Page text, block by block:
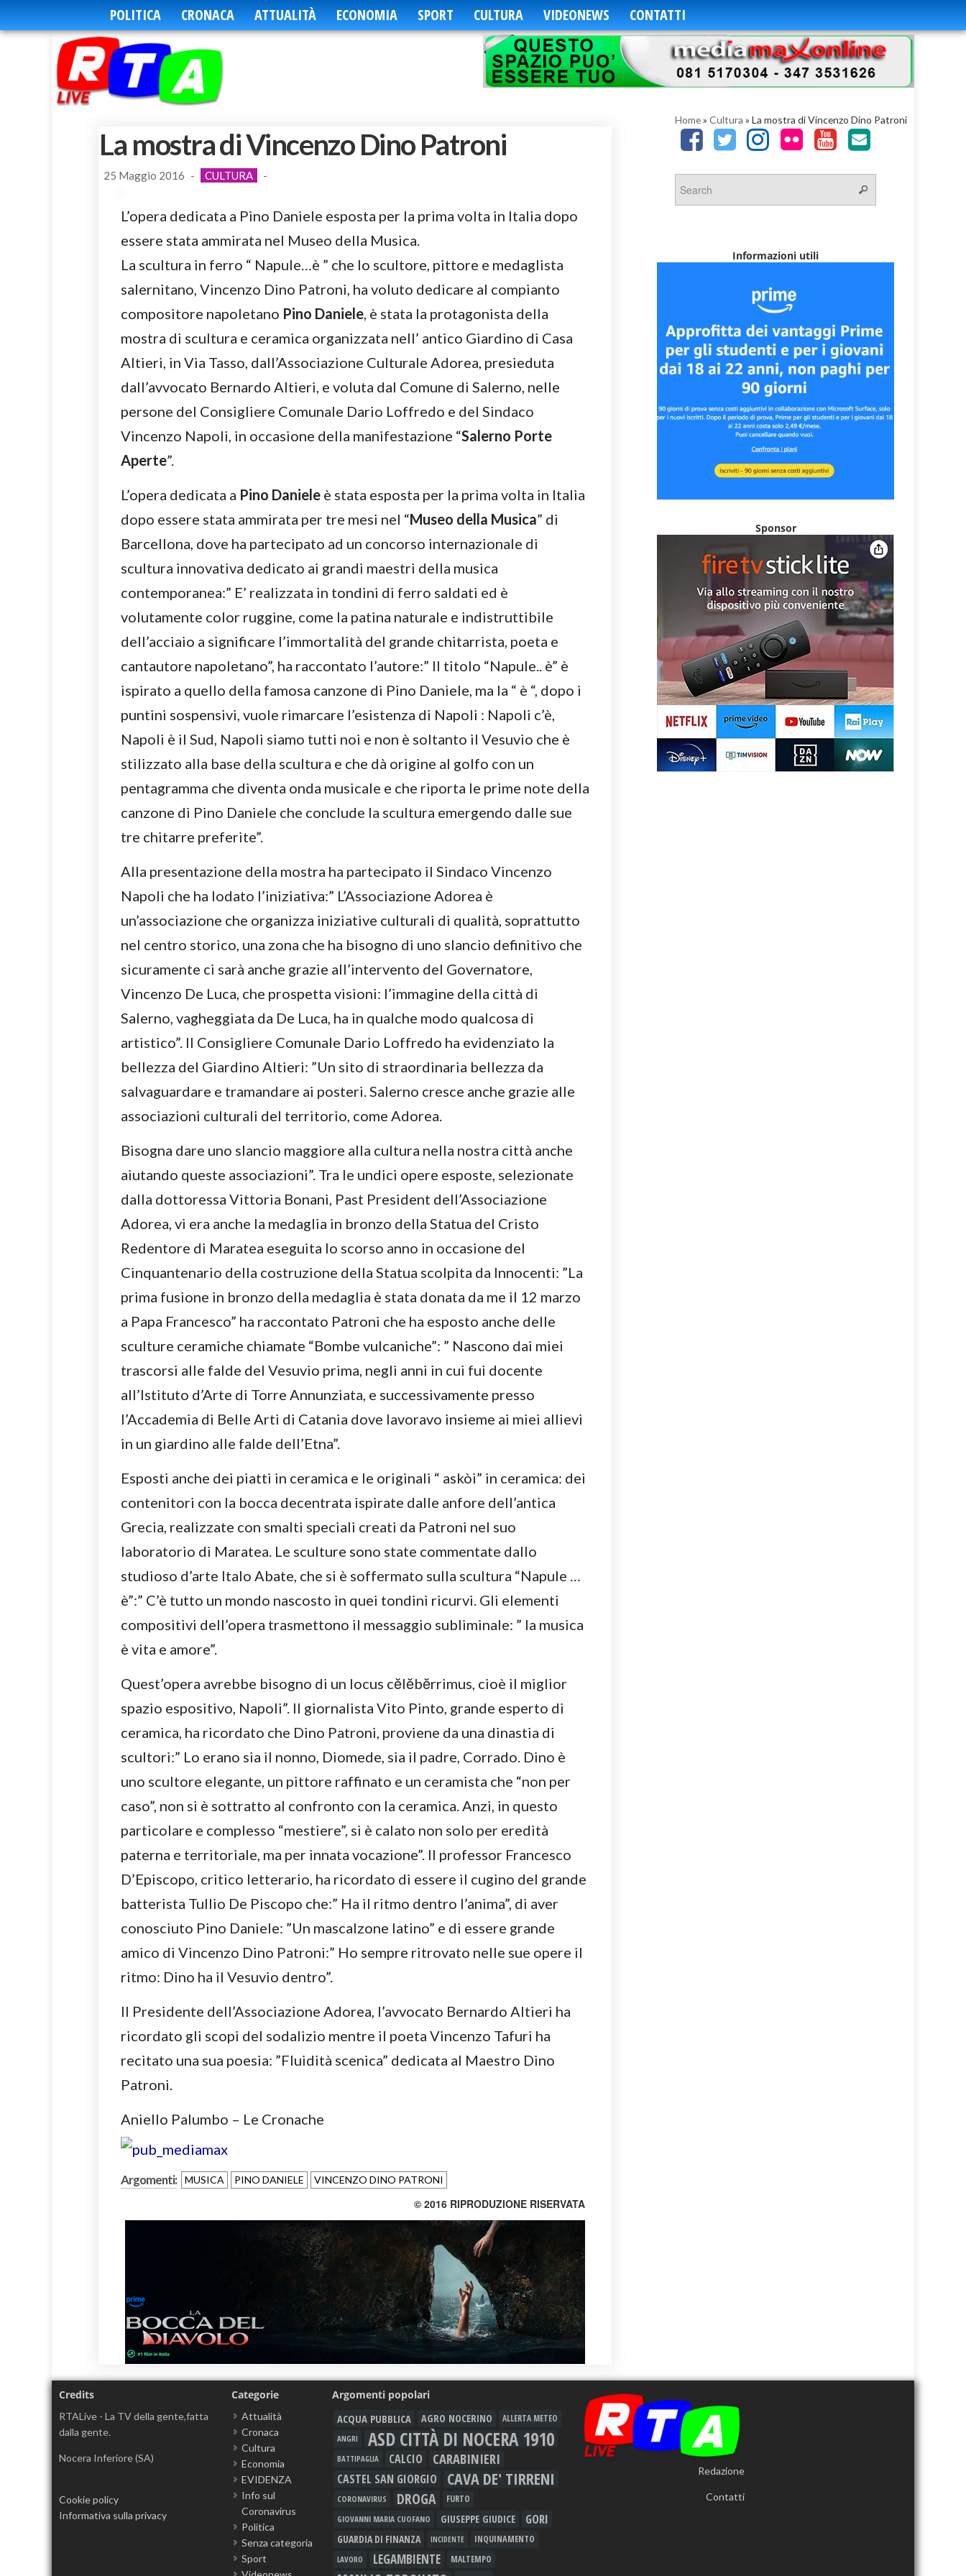
POLITICA CRONACA ATTUALITÀ ECONOMIA SPORT CULTURA VIDEONEWS CONTATTI
Home» Cultura » La mostra di Vincenzo Dino Patroni
La mostra di Vincenzo Dino Patroni
25 Maggio 2016 - CULTURA -
L’opera dedicata a Pino Daniele esposta per la prima volta in Italia dopo
essere stata ammirata nel Museo della Musica.
La scultura in ferro “ Napule…è ” che lo scultore, pittore e medaglista
salernitano, Vincenzo Dino Patroni, ha voluto dedicare al compianto
compositore napoletano Pino Daniele, è stata la protagonista della
mostra di scultura e ceramica organizzata nell’ antico Giardino di Casa
Altieri, in Via Tasso, dall’Associazione Culturale Adorea, presieduta
dall’avvocato Bernardo Altieri, e voluta dal Comune di Salerno, nelle
persone del Consigliere Comunale Dario Loffredo e del Sindaco
Vincenzo Napoli, in occasione della manifestazione “Salerno Porte
Aperte”.
L’opera dedicata a Pino Daniele è stata esposta per la prima volta in Italia
dopo essere stata ammirata per tre mesi nel “Museo della Musica” di
Barcellona, dove ha partecipato ad un concorso internazionale di
scultura innovativa dedicato ai grandi maestri della musica
contemporanea:” E’ realizzata in tondini di ferro saldati ed è
volutamente color ruggine, come la patina naturale e indistruttibile
dell’acciaio a significare l’immortalità del grande chitarrista, poeta e
cantautore napoletano”, ha raccontato l’autore:” Il titolo “Napule.. è” è
ispirato a quello della famosa canzone di Pino Daniele, ma la “ è “, dopo i
puntini sospensivi, vuole rimarcare l’esistenza di Napoli : Napoli c’è,
Napoli è il Sud, Napoli siamo tutti noi e non è soltanto il Vesuvio che è
stilizzato alla base della scultura e che dà origine al golfo con un
pentagramma che diventa onda musicale e che riporta le prime note della
canzone di Pino Daniele che conclude la scultura emergendo dalle sue
tre chitarre preferite”.
Alla presentazione della mostra ha partecipato il Sindaco Vincenzo
Napoli che ha lodato l’iniziativa:” L’Associazione Adorea è
un’associazione che organizza iniziative culturali di qualità, soprattutto
nel centro storico, una zona che ha bisogno di uno slancio definitivo che
sicuramente ci sarà anche grazie all’intervento del Governatore,
Vincenzo De Luca, che prospetta visioni: l’immagine della città di
Salerno, vagheggiata da De Luca, ha in qualche modo qualcosa di
artistico”. Il Consigliere Comunale Dario Loffredo ha evidenziato la
bellezza del Giardino Altieri: ”Un sito di straordinaria bellezza da
salvaguardare e tramandare ai posteri. Salerno cresce anche grazie alle
associazioni culturali del territorio, come Adorea.
Bisogna dare uno slancio maggiore alla cultura nella nostra città anche
aiutando queste associazioni”. Tra le undici opere esposte, selezionate
dalla dottoressa Vittoria Bonani, Past President dell’Associazione
Adorea, vi era anche la medaglia in bronzo della Statua del Cristo
Redentore di Maratea eseguita lo scorso anno in occasione del
Cinquantenario della costruzione della Statua scolpita da Innocenti: ”La
prima fusione in bronzo della medaglia è stata donata da me il 12 marzo
a Papa Francesco” ha raccontato Patroni che ha esposto anche delle
sculture ceramiche chiamate “Bombe vulcaniche”: ” Nascono dai miei
trascorsi alle falde del Vesuvio prima, negli anni in cui fui docente
all’Istituto d’Arte di Torre Annunziata, e successivamente presso
l’Accademia di Belle Arti di Catania dove lavoravo insieme ai miei allievi
in un giardino alle falde dell’Etna”.
Esposti anche dei piatti in ceramica e le originali “ askòi” in ceramica: dei
contenitori con la bocca decentrata ispirate dalle anfore dell’antica
Grecia, realizzate con smalti speciali creati da Patroni nel suo
laboratorio di Maratea. Le sculture sono state commentate dallo
studioso d’arte Italo Abate, che si è soffermato sulla scultura “Napule …
è”:” C’è tutto un mondo nascosto in quei tondini ricurvi. Gli elementi
compositivi dell’opera trasmettono il messaggio subliminale: ” la musica
è vita e amore”.
Quest’opera avrebbe bisogno di un locus cĕlĕbĕrrimus, cioè il miglior
spazio espositivo, Napoli”. Il giornalista Vito Pinto, grande esperto di
ceramica, ha ricordato che Dino Patroni, proviene da una dinastia di
scultori:” Lo erano sia il nonno, Diomede, sia il padre, Corrado. Dino è
uno scultore elegante, un pittore raffinato e un ceramista che “non per
caso”, non si è sottratto al confronto con la ceramica. Anzi, in questo
particolare e complesso “mestiere”, si è calato non solo per eredità
paterna e territoriale, ma per innata vocazione”. Il professor Francesco
D’Episcopo, critico letterario, ha ricordato di essere il cugino del grande
batterista Tullio De Piscopo che:” Ha il ritmo dentro l’anima”, di aver
conosciuto Pino Daniele: ”Un mascalzone latino” e di essere grande
amico di Vincenzo Dino Patroni:” Ho sempre ritrovato nelle sue opere il
ritmo: Dino ha il Vesuvio dentro”.
Il Presidente dell’Associazione Adorea, l’avvocato Bernardo Altieri ha
ricordato gli scopi del sodalizio mentre il poeta Vincenzo Tafuri ha
recitato una sua poesia: ”Fluidità scenica” dedicata al Maestro Dino
Patroni.
Aniello Palumbo – Le Cronache
Argomenti: MUSICA PINO DANIELE VINCENZO DINO PATRONI
© 2016 RIPRODUZIONE RISERVATA
Informazioni utili
Sponsor
Credits
RTALive - La TV della gente,fatta
dalla gente.
Nocera Inferiore (SA)
Cookie policy
Informativa sulla privacy
Categorie
Attualità
Cronaca
Cultura
Economia
EVIDENZA
Info sul
Coronavirus
Politica
Senza categoria
Sport
Argomenti popolari
ACQUA PUBBLICA AGRO NOCERINO
ALLERTA METEO
ANGRI
ASD CITTÀ DI NOCERA 1910
BATTIPAGLIA CALCIO CARABINIERI
CASTEL SAN GIORGIO CAVA DE' TIRRENI
CORONAVIRUS DROGA FURTO
GIOVANNI MARIA CUOFANO GIUSEPPE GIUDICE GORI
GUARDIA DI FINANZA INCIDENTE INQUINAMENTO
LAVORO LEGAMBIENTE MALTEMPO
Redazione
Contatti